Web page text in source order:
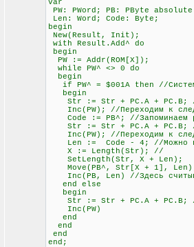
var
PW: PWord; PB: PByte
Len: Word; Code: Byte;
begin
New(Result, Init);
with Result.Add^ do
begin
PW := Addr(ROM[X]);
while PW^ <> 0 do
begin
if PW^ = $001A then //
begin
Str := Str + PC.A + PC.B; //
Inc(PW); //Переходим к
Code := PB^; //Запоминаем
Str := Str + PC.A + PC.B; //
Inc(PW); //Переходим к
Len := Code - 4; //Можно
X := Length(Str); //
SetLength(Str, X +
Move(PB^, Str[X + 1],
Inc(PB, Len) //Здесь
end else
begin
Str := Str + PC.A + PC.B; //
Inc(PW)
end
end
end
end;